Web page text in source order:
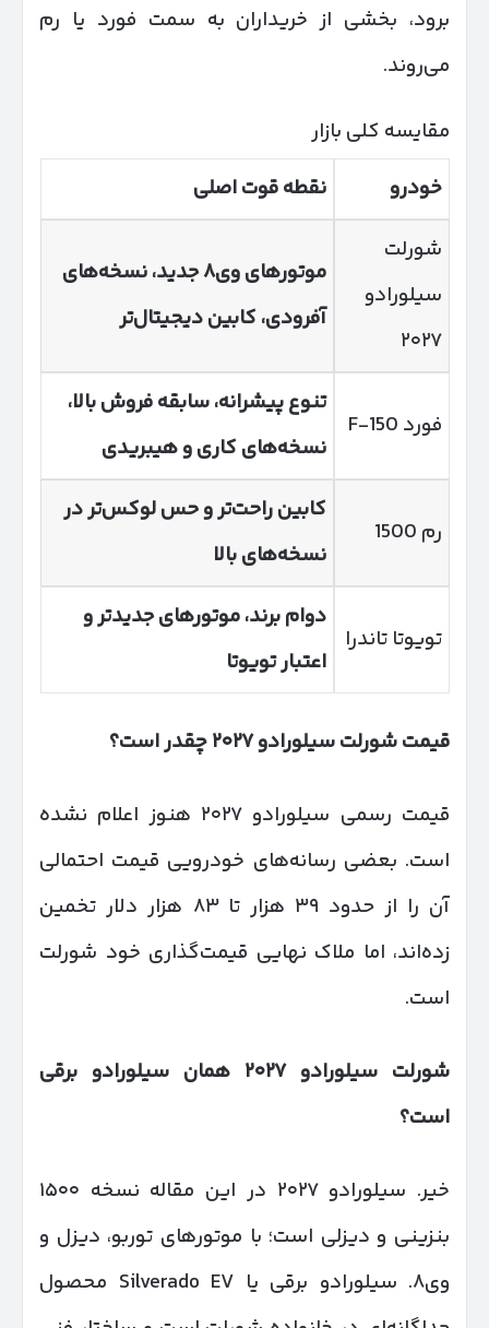
برود، بخشی از خریداران به سمت فورد یا رم
می‌روند.
مقایسه کلی بازار
خودرو
نقطه قوت اصلی
شورلت
سیلورادو
۲۰۲۷
موتورهای وی۸جدید، نسخه‌های
آفرودی، کابین دیجیتال‌تر
فورد F-150
تنوع پیشرانه، سابقه فروش بالا،
نسخه‌های کاری و هیبریدی
رم 1500
کابین راحت‌تر و حس لوکس‌تر در
نسخه‌های بالا
تویوتا تاندرا
دوام برند، موتورهای جدیدتر و
اعتبار تویوتا
قیمت شورلت سیلورادو۲۰۲۷چقدر است؟
قیمت رسمی سیلورادو ۲۰۲۷ هنوز اعلام نشده
است. بعضی رسانه‌های خودرویی قیمت احتمالی
آن را از حدود ۳۹ هزار تا ۸۳ هزار دلار تخمین
زده‌اند، اما ملاک نهایی قیمت‌گذاری خود شورلت
است.
شورلت سیلورادو۲۰۲۷ همان سیلورادو برقی
است؟
خیر. سیلورادو ۲۰۲۷ در این مقاله نسخه ۱۵۰۰
بنزینی و دیزلی است؛ با موتورهای توربو، دیزل و
وی۸. سیلورادو برقی یا Silverado EV محصول